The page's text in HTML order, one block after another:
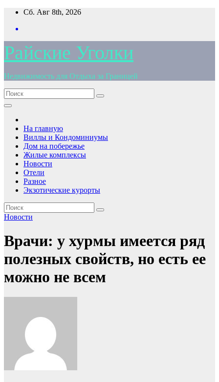
Перейти
содержимому
Сб. Авг 8th, 2026
Райские Уголки
Недвижимость для Отдыха за Границей
На главную
Виллы и Кондоминиумы
Дом на побережье
Жилые комплексы
Новости
Отели
Разное
Экзотические курорты
Новости
Врачи: у хурмы имеется ряд
полезных свойств, но есть ее
можно не всем